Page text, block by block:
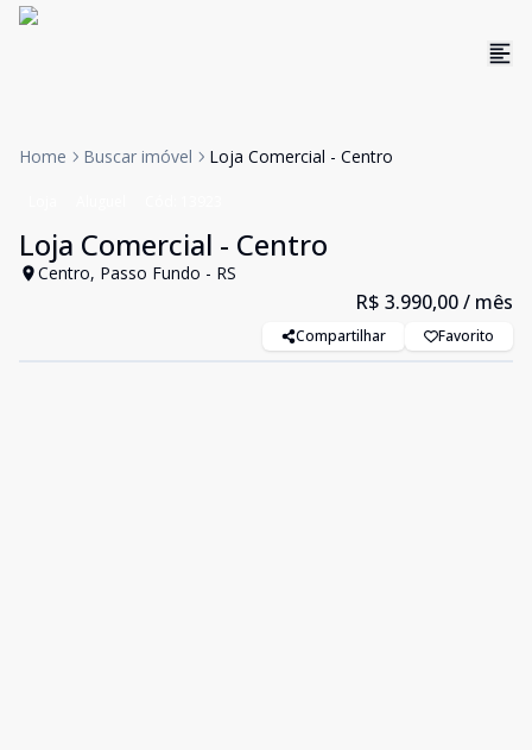
Home Buscar imóvel Loja Comercial - Centro
Loja Comercial - Centro
Centro, Passo Fundo - RS
R$ 3.990,00/ mês
Compartilhar Favorito